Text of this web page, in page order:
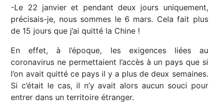
-Le 22 janvier et pendant deux jours uniquement,
précisais-je, nous sommes le 6 mars. Cela fait plus
de 15 jours que j’ai quitté la Chine !
En effet, à l’époque, les exigences liées au
coronavirus ne permettaient l’accès à un pays que si
l’on avait quitté ce pays il y a plus de deux semaines.
Si c’était le cas, il n’y avait alors aucun souci pour
entrer dans un territoire étranger.